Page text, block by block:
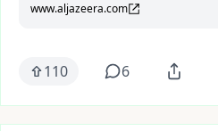
www.aljazeera.com
110 6